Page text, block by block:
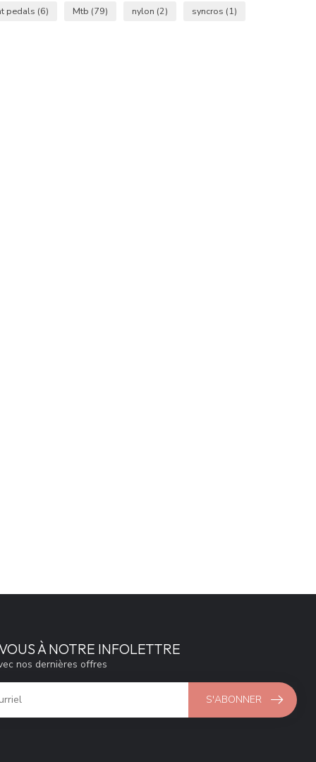
pedals (6) Mtb (79) nylon (2) syncros (1)
À NOTRE INFOLETTRE
nos dernières offres
S'ABONNER